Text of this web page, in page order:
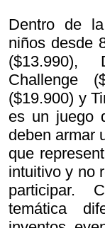
Dentro de
niños desde
($13.990),
Challenge
($19.900) y
es un juego
deben armar
que
intuitivo y no
participar.
temática